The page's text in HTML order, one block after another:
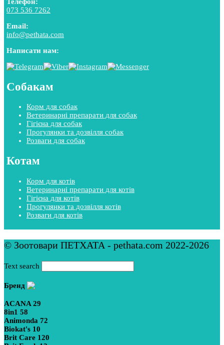
073 536 7262
Email:
info@pethata.com
Написати нам:
Собакам
Корм для собак
Ветеринарні препарати для собак
Гігієна для собак
Прогулянки та дозвілля собак
Розваги для собак
Котам
Корм для котів
Ветеринарні препарати для котів
Гігієна для котів
Прогулянки та дозвілля котів
Розваги для котів
© Зоотовари ПЕТХАТА - pethata.com 2022-2026
Text search
Бренд
ACANA29
8in1 58
Animonda 72
Biokat's 10
Brit Care 120